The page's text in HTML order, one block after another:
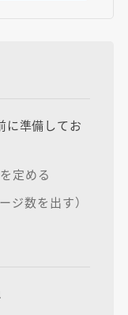
に準備してお
定める
ジ数を出す）